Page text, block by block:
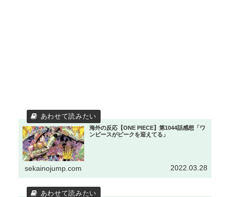
海外の反応【ONE PIECE】第1044話感想「ワ
ンピースがピークを迎えてる」
sekainojump.com 2022.03.28